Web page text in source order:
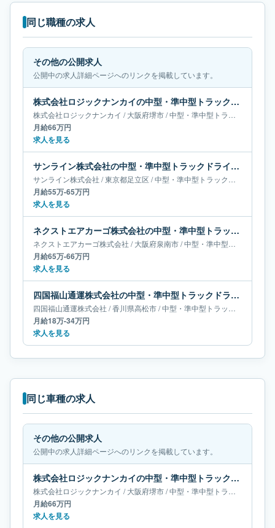
同じ職種の求人
その他の公開求人
公開中の求人詳細ページへのリンクを掲載しています。
株式会社ロジックナンカイの中型・準中型トラックドライバー求人｜大阪府堺市｜月給66万円
株式会社ロジックナンカイ /大阪府堺市/中型・準中型トラックドライバー
月給66万円
求人を見る
サンライン株式会社の中型・準中型トラックドライバー求人｜東京都足立区｜月給55万-65万円
サンライン株式会社 /東京都足立区 /中型・準中型トラックドライバー
月給55万-65万円
求人を見る
ネクストエアカーゴ株式会社の中型・準中型トラックドライバー求人｜大阪府泉南市｜月給65万-66万円
ネクストエアカーゴ株式会社 /大阪府泉南市/中型・準中型トラックドライバー
月給65万-66万円
求人を見る
四国福山通運株式会社の中型・準中型トラックドライバー求人｜香川県高松市｜月給18万-34万円
四国福山通運株式会社 /香川県高松市/中型・準中型トラックドライバー
月給18万-34万円
求人を見る
同じ車種の求人
その他の公開求人
公開中の求人詳細ページへのリンクを掲載しています。
株式会社ロジックナンカイの中型・準中型トラックドライバー求人｜大阪府堺市｜月給66万円
株式会社ロジックナンカイ /大阪府堺市/中型・準中型トラックドライバー
月給66万円
求人を見る